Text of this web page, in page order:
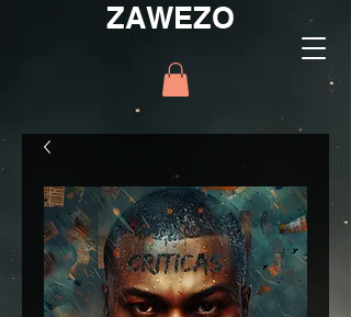
ZAWEZO